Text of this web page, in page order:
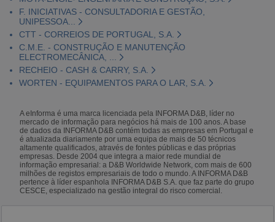
F. INICIATIVAS - CONSULTADORIA E GESTÃO,
UNIPESSOA...
CTT - CORREIOS DE PORTUGAL, S.A.
C.M.E. - CONSTRUÇÃO E MANUTENÇÃO
ELECTROMECÂNICA, ...
RECHEIO - CASH & CARRY, S.A.
WORTEN - EQUIPAMENTOS PARA O LAR, S.A.
A eInforma é uma marca licenciada pela INFORMA D&B, líder no
mercado de informação para negócios há mais de 100 anos. A base
de dados da INFORMA D&B contém todas as empresas em Portugal e
é atualizada diariamente por uma equipa de mais de 50 técnicos
altamente qualificados, através de fontes públicas e das próprias
empresas. Desde 2004 que integra a maior rede mundial de
informação empresarial: a D&B Worldwide Network, com mais de 600
milhões de registos empresariais de todo o mundo. A INFORMA D&B
pertence à líder espanhola INFORMA D&B S.A. que faz parte do grupo
CESCE, especializado na gestão integral do risco comercial.